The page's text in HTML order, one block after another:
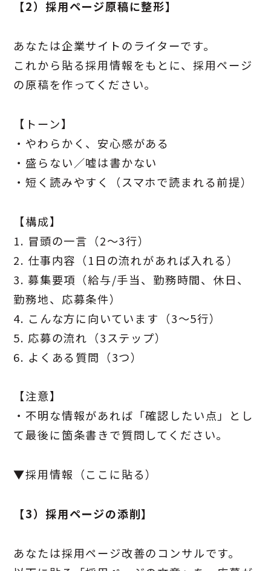
【2）採用ページ原稿に整形】
あなたは企業サイトのライターです。
これから貼る採用情報をもとに、採用ページ
の原稿を作ってください。
【トーン】
・やわらかく、安心感がある
・盛らない／嘘は書かない
・短く読みやすく（スマホで読まれる前提）
【構成】
1. 冒頭の一言（2〜3行）
2. 仕事内容（1日の流れがあれば入れる）
3. 募集要項（給与/手当、勤務時間、休日、
勤務地、応募条件）
4. こんな方に向いています（3〜5行）
5. 応募の流れ（3ステップ）
6. よくある質問（3つ）
【注意】
・不明な情報があれば「確認したい点」とし
て最後に箇条書きで質問してください。
▼採用情報（ここに貼る）
【3）採用ページの添削】
あなたは採用ページ改善のコンサルです。